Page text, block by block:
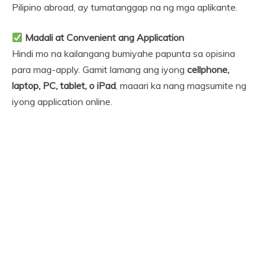
Pilipino abroad, ay tumatanggap na ng mga aplikante.
Madali at Convenient ang Application
Hindi mo na kailangang bumiyahe papunta sa opisina
para mag-apply. Gamit lamang ang iyong cellphone,
laptop, PC, tablet, o iPad , maaari ka nang magsumite ng
iyong application online.